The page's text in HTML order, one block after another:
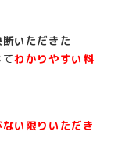
いただきた
てわかりやすい料
い限りいただき